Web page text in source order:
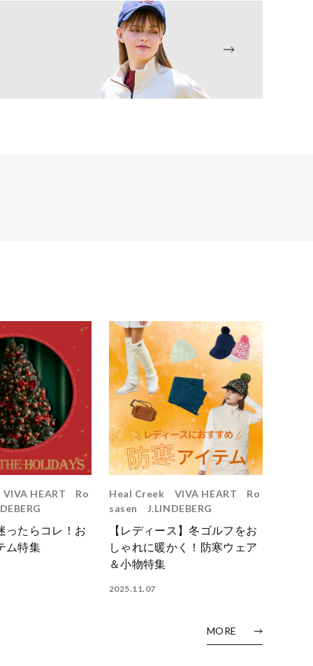
VIVA HEART
Ro
ったらコレ！お
ム特集
Heal Creek VIVA HEART
Ro
sasen
J.LINDEBERG
【レディース】冬ゴルフをお
しゃれに暖かく！防寒ウェア
＆小物特集
2025.11.07
MORE